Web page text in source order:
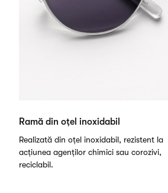
Ramă din oțel inoxidabil
Realizată din oțel inoxidabil, rezistent la
acțiunea agenților chimici sau corozivi,
reciclabil.